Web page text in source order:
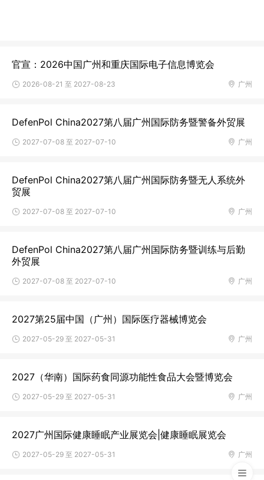
官宣：2026中国广州和重庆国际电子信息博览会
广州
2026-08-21 至 2027-08-23
DefenPol China2027第八届广州国际防务暨警备外贸展
广州
2027-07-08 至 2027-07-10
DefenPol China2027第八届广州国际防务暨无人系统外
贸展
广州
2027-07-08 至 2027-07-10
DefenPol China2027第八届广州国际防务暨训练与后勤
外贸展
广州
2027-07-08 至 2027-07-10
2027第25届中国（广州）国际医疗器械博览会
广州
2027-05-29 至 2027-05-31
2027（华南）国际药食同源功能性食品大会暨博览会
广州
2027-05-29 至 2027-05-31
2027广州国际健康睡眠产业展览会|健康睡眠展览会
广州
2027-05-29 至 2027-05-31